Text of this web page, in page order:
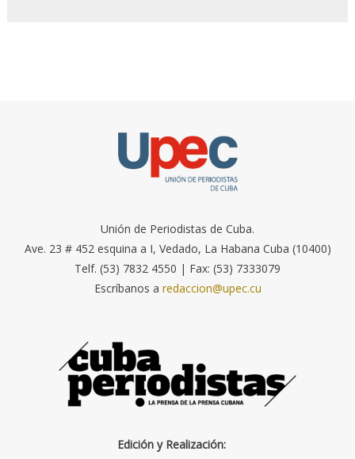
Unión de Periodistas de Cuba.
Ave. 23 # 452 esquina a I, Vedado, La Habana Cuba (10400)
Telf. (53) 7832 4550 | Fax: (53) 7333079
Escríbanos a redaccion@upec.cu
Edición y Realización: